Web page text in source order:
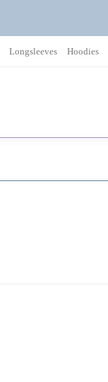
Longsleeves Hoodies